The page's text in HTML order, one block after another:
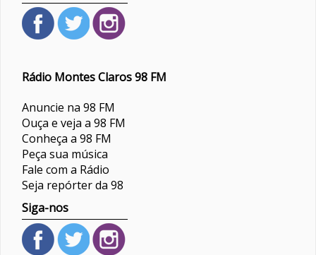
Rádio Montes Claros 98 FM
Anuncie na 98 FM
Ouça e veja a 98 FM
Conheça a 98 FM
Peça sua música
Fale com a Rádio
Seja repórter da 98
Siga-nos